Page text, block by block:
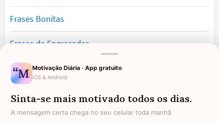
Frases Bonitas
Frases de Engraçadas
Frases Românticas
Frases de Reflexão
Frases Lindas
Motivação Diária · App gratuito
iOS & Android
Sinta-se mais motivado todos os dias.
A mensagem certa chega no seu celular toda manhã